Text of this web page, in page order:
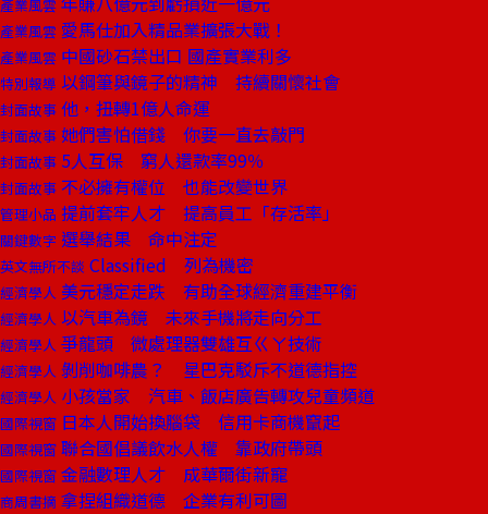
產業風雲
產業風雲 愛馬仕加入精品業擴張大戰！
產業風雲 中國砂石禁出口 國產實業利多
特別報導 以鋼筆與鏡子的精神 持續關懷社會
封面故事 他，扭轉1億人命運
封面故事 她們害怕借錢 你要一直去敲門
封面故事 5人互保 窮人還款率99％
封面故事 不必擁有權位 也能改變世界
管理小品 提前套牢人才 提高員工「存活率」
關鍵數字 選舉結果 命中注定
英文無所不談 Classified 列為機密
經濟學人 美元穩定走跌 有助全球經濟重建平衡
經濟學人 以汽車為鏡 未來手機將走向分工
經濟學人 爭龍頭 微處理器雙雄互ㄍㄚ技術
經濟學人 剝削咖啡農？ 星巴克駁斥不道德指控
經濟學人 小孩當家 汽車、飯店廣告轉攻兒童頻道
國際視窗 日本人開始換腦袋 信用卡商機竄起
國際視窗 聯合國倡議飲水人權 靠政府帶頭
國際視窗 金融數理人才 成華爾街新寵
商周書摘 拿捏組織道德 企業有利可圖